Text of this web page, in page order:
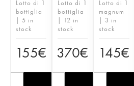
Lotto di 1
bottiglia
| 5 in
stock
155€
Lotto di 1
bottiglia
| 12 in
stock
370€
Lotto di 1
magnum
| 3 in
stock
145€